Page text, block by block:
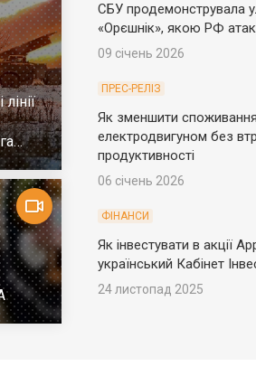
СБУ продемонструвала
«Орєшнік», якою РФ
09 січень 2026
ПРЕС-РЕЛІЗ
Як зменшити споживання
електродвигуном без
продуктивності
06 січень 2026
ФІНАНСИ
Як інвестувати в акції
український Кабінет
24 листопад 2025